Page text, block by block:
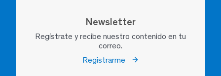
Newsletter
Regístrate y recibe nuestro contenido en tu
correo.
Registrarme